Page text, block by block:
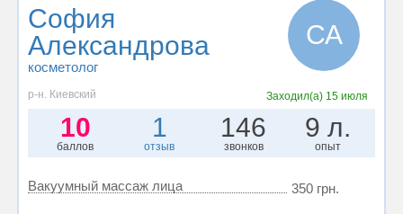
София
Александрова
косметолог
СА
р-н. Киевский Заходил(а) 15 июля
10
баллов
1
отзыв
146
звонков
9 л.
опыт
Вакуумный массаж лица 350 грн.